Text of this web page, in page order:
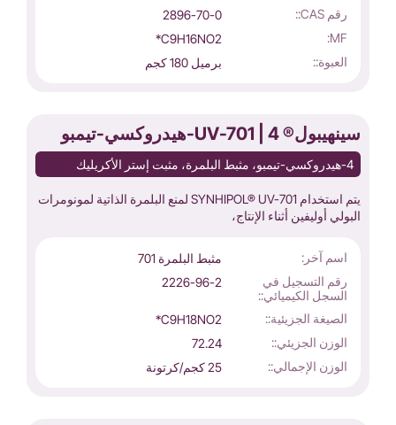
رقم CAS::
2896-70-0
MF:
C9H16NO2*
العبوة::
برميل 180 كجم
سينهيبول® UV-701 | 4-هيدروكسي-تيمبو
4-هيدروكسي-تيمبو، مثبط البلمرة، مثبت إستر الأكريليك
يتم استخدام SYNHIPOL® UV-701 لمنع البلمرة الذاتية لمونومرات
البولي أوليفين أثناء الإنتاج،
اسم آخر:
مثبط البلمرة 701
رقم التسجيل في
السجل الكيميائي::
2226-96-2
الصيغة الجزيئية::
C9H18NO2*
الوزن الجزيئي::
72.24
الوزن الإجمالي::
25 كجم/كرتونة